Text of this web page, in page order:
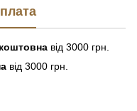
від 3000 грн.
від 3000 грн.